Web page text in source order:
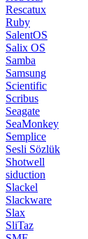
Rescatux
Ruby
SalentOS
Salix OS
Samba
Samsung
Scientific
Scribus
Seagate
SeaMonkey
Semplice
Sesli Sözlük
Shotwell
siduction
Slackel
Slackware
Slax
SliTaz